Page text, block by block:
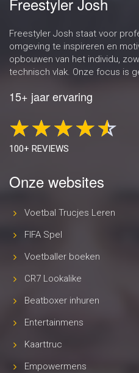
Freestyler Josh staat voor
omgeving te inspireren en
opbouwen van het individu,
technisch vlak. Onze focus is
15+ jaar ervaring
100+ REVIEWS
Onze websites
Voetbal Trucjes Leren
FIFA Spel
Voetballer boeken
CR7 Lookalike
Beatboxer inhuren
Entertainmens
Kaarttruc
Empowermens